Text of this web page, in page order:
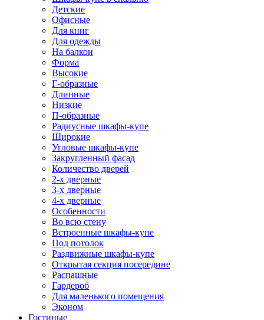
Детские
Офисные
Для книг
Для одежды
На балкон
Форма
Высокие
Г-образные
Длинные
Низкие
П-образные
Радиусные шкафы-купе
Широкие
Угловые шкафы-купе
Закругленный фасад
Количество дверей
2-х дверные
3-х дверные
4-х дверные
Особенности
Во всю стену
Встроенные шкафы-купе
Под потолок
Раздвижные шкафы-купе
Открытая секция посередине
Распашные
Гардероб
Для маленького помещения
Эконом
Гостиные